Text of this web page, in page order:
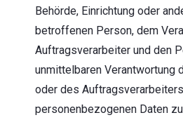
Behörde, Einrichtung oder
betroffenen Person, dem
Auftragsverarbeiter und den
unmittelbaren Verantwortung
oder des
personenbezogenen Daten